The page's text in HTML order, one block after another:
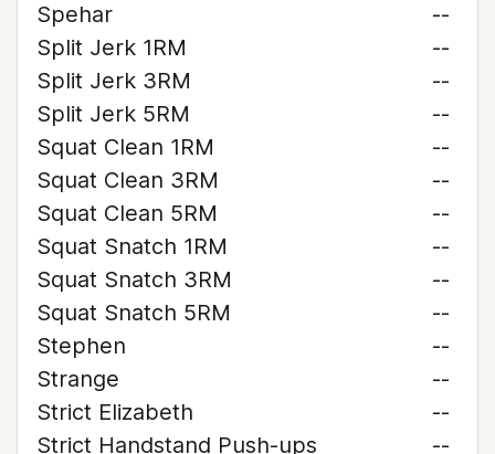
Spehar
--
Split Jerk 1RM
--
Split Jerk 3RM
--
Split Jerk 5RM
--
Squat Clean 1RM
--
Squat Clean 3RM
--
Squat Clean 5RM
--
Squat Snatch 1RM
--
Squat Snatch 3RM
--
Squat Snatch 5RM
--
Stephen
--
Strange
--
Strict Elizabeth
--
Strict Handstand Push-ups
--